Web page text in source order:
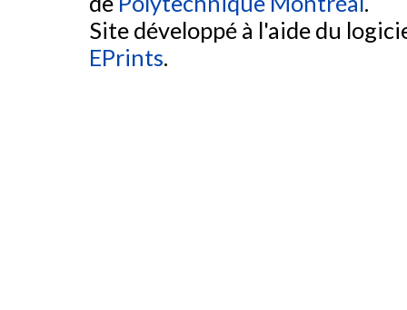
Site développé à l'aide du
EPrints.